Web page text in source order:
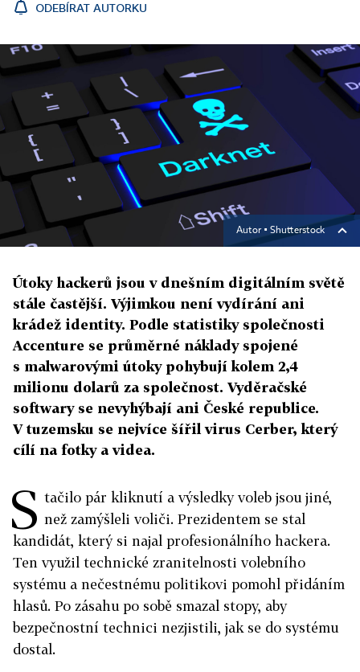
ODEBÍRAT AUTORKU
Autor ▪ Shutterstock
Útoky hackerů jsou v dnešním digitálním světě
stále častější. Výjimkou není vydírání ani
krádež identity. Podle statistiky společnosti
Accenture se průměrné náklady spojené
s malwarovými útoky pohybují kolem 2,4
milionu dolarů za společnost. Vyděračské
softwary se nevyhýbají ani České republice.
V tuzemsku se nejvíce šířil virus Cerber, který
cílí na fotky a videa.
S tačilo pár kliknutí a výsledky voleb jsou jiné,
než zamýšleli voliči. Prezidentem se stal
kandidát, který si najal profesionálního hackera.
Ten využil technické zranitelnosti volebního
systému a nečestnému politikovi pomohl přidáním
hlasů. Po zásahu po sobě smazal stopy, aby
bezpečnostní technici nezjistili, jak se do systému
dostal.